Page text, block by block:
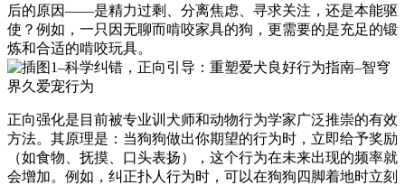
后的原因——是精力过剩、分离焦虑、寻求关注，还是本能驱
使？例如，一只因无聊而啃咬家具的狗，更需要的是充足的锻
炼和合适的啃咬玩具。
正向强化是目前被专业训犬师和动物行为学家广泛推崇的有效
方法。其原理是：当狗狗做出你期望的行为时，立即给予奖励
（如食物、抚摸、口头表扬），这个行为在未来出现的频率就
会增加。例如，纠正扑人行为时，可以在狗狗四脚着地时立刻